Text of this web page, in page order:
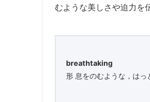
むような美しさや迫力を
breathtaking
形 息をのむような，はっ